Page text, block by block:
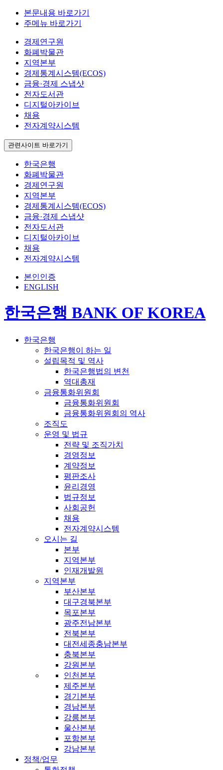
본문내용 바로가기
주메뉴 바로가기
경제연구원
화폐박물관
지역본부
경제통계시스템(ECOS)
금융·경제 스냅샷
전자도서관
디지털아카이브
채용
전자계약시스템
관련사이트 바로가기
한국은행
화폐박물관
경제연구원
지역본부
경제통계시스템(ECOS)
금융·경제 스냅샷
전자도서관
디지털아카이브
채용
전자계약시스템
본인인증
ENGLISH
한국은행 BANK OF KOREA
한국은행
한국은행이 하는 일
설립목적 및 역사
한국은행법의 변천
역대총재
금융통화위원회
금융통화위원회
금융통화위원회의 역사
조직도
운영 및 법규
전략 및 조직가치
경영정보
계약정보
평판조사
윤리경영
법규정보
사회공헌
채용
전자계약시스템
오시는 길
본부
지역본부
인재개발원
지역본부
부산본부
대구경북본부
목포본부
광주전남본부
전북본부
대전세종충남본부
충북본부
강원본부
인천본부
제주본부
경기본부
경남본부
강릉본부
울산본부
포항본부
강남본부
정책/업무